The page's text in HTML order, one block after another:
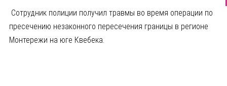
Сотрудник полиции получил травмы во время операции по
пресечению незаконного пересечения границы в регионе
Монтережи на юге Квебека.